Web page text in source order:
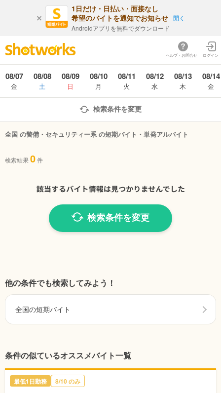
1日だけ・日払い・面接なし
希望のバイトを通知でお知らせ
Androidアプリを無料でダウンロード
開く
ヘルプ・お問合せ ログイン
08/07
金
08/08
土
08/09
日
08/10
月
08/11
火
08/12
水
08/13
木
08/14
金
検索条件を変更
全国 の警備・セキュリティー系 の短期バイト・単発アルバイト
検索結果0件
検索条件を変更
他の条件でも検索してみよう！
全国の短期バイト
条件の似ているオススメバイト一覧
最低1日勤務 8/10のみ